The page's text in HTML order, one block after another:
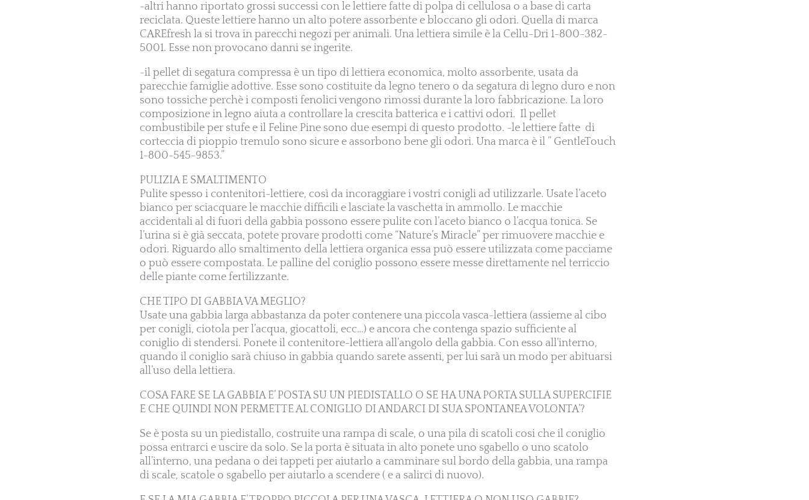
-altri hanno riportato grossi successi con le lettiere fatte di polpa di cellulosa o a base di carta
reciclata. Queste lettiere hanno un alto potere assorbente e bloccano gli odori. Quella di marca
CAREfresh la si trova in parecchi negozi per animali. Una lettiera simile è la Cellu-Dri 1-800-382-
5001. Esse non provocano danni se ingerite.
-il pellet di segatura compressa è un tipo di lettiera economica, molto assorbente, usata da
parecchie famiglie adottive. Esse sono costituite da legno tenero o da segatura di legno duro e non
sono tossiche perchè i composti fenolici vengono rimossi durante la loro fabbricazione. La loro
composizione in legno aiuta a controllare la crescita batterica e i cattivi odori. Il pellet
combustibile per stufe e il Feline Pine sono due esempi di questo prodotto. -le lettiere fatte di
corteccia di pioppio tremulo sono sicure e assorbono bene gli odori. Una marca è il ” GentleTouch
1-800-545-9853.”
PULIZIA E SMALTIMENTO
Pulite spesso i contenitori-lettiere, così da incoraggiare i vostri conigli ad utilizzarle. Usate l’aceto
bianco per sciacquare le macchie difficili e lasciate la vaschetta in ammollo. Le macchie
accidentali al di fuori della gabbia possono essere pulite con l’aceto bianco o l’acqua tonica. Se
l’urina si è già seccata, potete provare prodotti come “Nature’s Miracle” per rimuovere macchie e
odori. Riguardo allo smaltimento della lettiera organica essa può essere utilizzata come pacciame
o può essere compostata. Le palline del coniglio possono essere messe direttamente nel terriccio
delle piante come fertilizzante.
CHE TIPO DI GABBIA VA MEGLIO?
Usate una gabbia larga abbastanza da poter contenere una piccola vasca-lettiera (assieme al cibo
per conigli, ciotola per l’acqua, giocattoli, ecc…) e ancora che contenga spazio sufficiente al
coniglio di stendersi. Ponete il contenitore-lettiera all’angolo della gabbia. Con esso all’interno,
quando il coniglio sarà chiuso in gabbia quando sarete assenti, per lui sarà un modo per abituarsi
all’uso della lettiera.
COSA FARE SE LA GABBIA E’ POSTA SU UN PIEDISTALLO O SE HA UNA PORTA SULLA SUPERCIFIE
E CHE QUINDI NON PERMETTE AL CONIGLIO DI ANDARCI DI SUA SPONTANEA VOLONTA’?
Se è posta su un piedistallo, costruite una rampa di scale, o una pila di scatoli cosi che il coniglio
possa entrarci e uscire da solo. Se la porta è situata in alto ponete uno sgabello o uno scatolo
all’interno, una pedana o dei tappeti per aiutarlo a camminare sul bordo della gabbia, una rampa
di scale, scatole o sgabello per aiutarlo a scendere ( e a salirci di nuovo).